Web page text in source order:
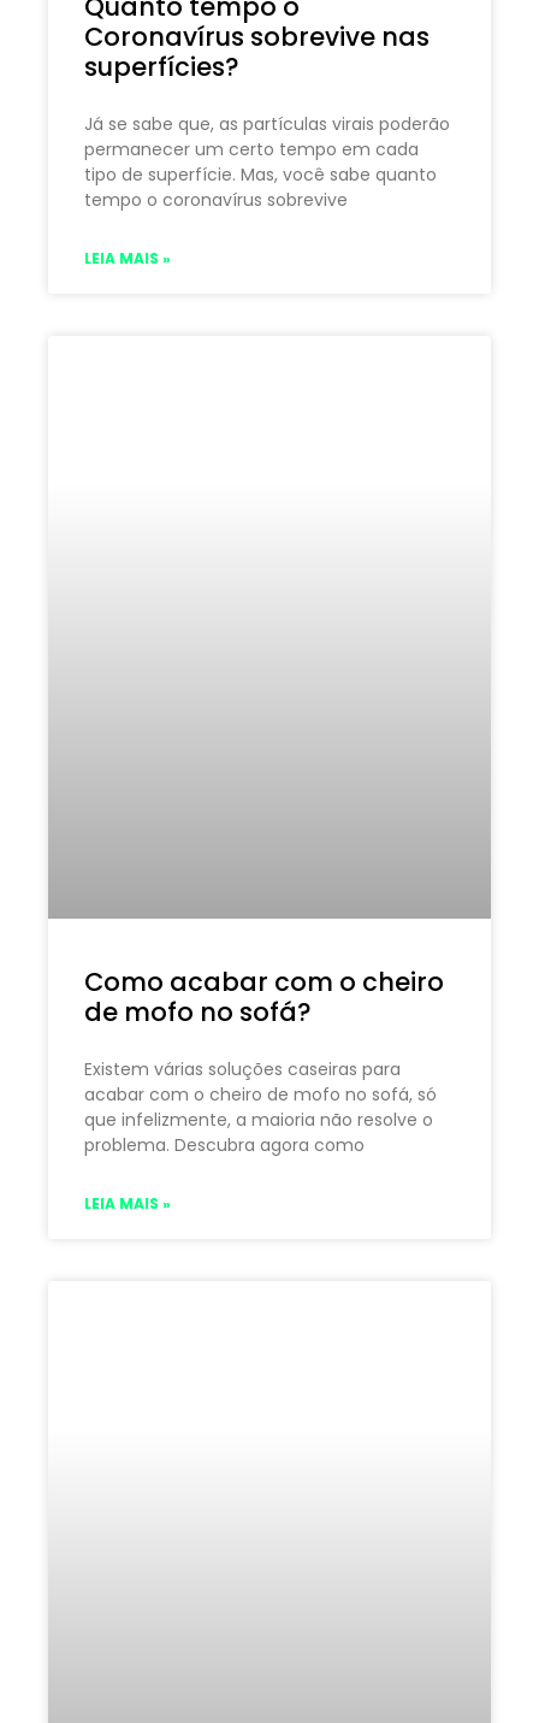
Coronavírus sobrevive nas
superfícies?
Já se sabe que, as partículas virais poderão
permanecer um certo tempo em cada
tipo de superfície. Mas, você sabe quanto
tempo o coronavírus sobrevive
LEIA MAIS »
Como acabar com o cheiro
de mofo no sofá?
Existem várias soluções caseiras para
acabar com o cheiro de mofo no sofá, só
que infelizmente, a maioria não resolve o
problema. Descubra agora como
LEIA MAIS »